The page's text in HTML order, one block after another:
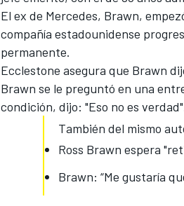
FÓRMULA E
El ex de Mercedes, Brawn,
compañía estadounidense
permanente.
Ecclestone asegura que Brawn
Brawn se le preguntó en una
condición, dijo: "Eso no es
También del mismo
Ross Brawn espera
Brawn: “Me gustaría